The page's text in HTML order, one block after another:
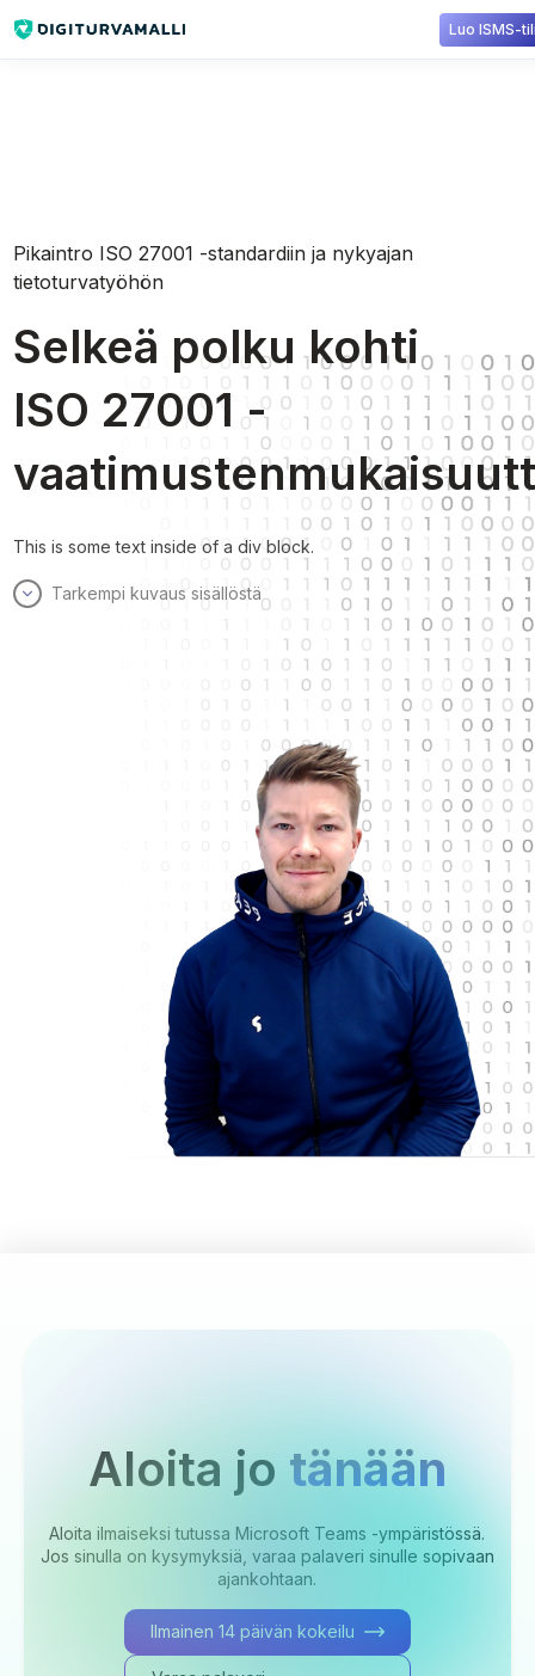
Luo ISMS-
Pikaintro ISO 27001 -standardiin ja nykyajan
tietoturvatyöhön
Selkeä polku kohti
ISO 27001 -
This is some text inside of a div block.
Tarkempi kuvaus sisällöstä
Aloita jo tänään
Aloita ilmaiseksi tutussa Microsoft Teams -ympäristössä.
Jos sinulla on kysymyksiä, varaa palaveri sinulle sopivaan
ajankohtaan.
Ilmainen 14 päivän kokeilu